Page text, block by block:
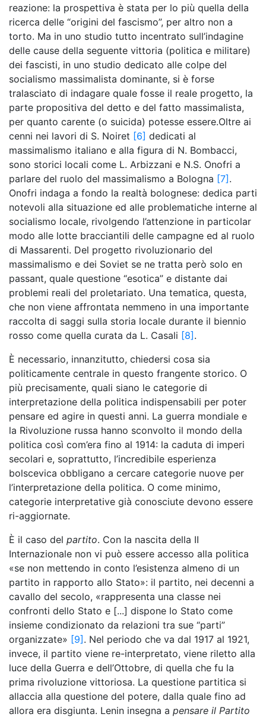
reazione: la prospettiva è stata per lo più quella della
ricerca delle “origini del fascismo”, per altro non a
torto. Ma in uno studio tutto incentrato sull’indagine
delle cause della seguente vittoria (politica e militare)
dei fascisti, in uno studio dedicato alle colpe del
socialismo massimalista dominante, si è forse
tralasciato di indagare quale fosse il reale progetto, la
parte propositiva del detto e del fatto massimalista,
per quanto carente (o suicida) potesse essere.Oltre ai
cenni nei lavori di S. Noiret [6] dedicati al
massimalismo italiano e alla figura di N. Bombacci,
sono storici locali come L. Arbizzani e N.S. Onofri a
parlare del ruolo del massimalismo a Bologna [7].
Onofri indaga a fondo la realtà bolognese: dedica parti
notevoli alla situazione ed alle problematiche interne al
socialismo locale, rivolgendo l’attenzione in particolar
modo alle lotte bracciantili delle campagne ed al ruolo
di Massarenti. Del progetto rivoluzionario del
massimalismo e dei Soviet se ne tratta però solo en
passant, quale questione “esotica” e distante dai
problemi reali del proletariato. Una tematica, questa,
che non viene affrontata nemmeno in una importante
raccolta di saggi sulla storia locale durante il biennio
rosso come quella curata da L. Casali [8].
È necessario, innanzitutto, chiedersi cosa sia
politicamente centrale in questo frangente storico. O
più precisamente, quali siano le categorie di
interpretazione della politica indispensabili per poter
pensare ed agire in questi anni. La guerra mondiale e
la Rivoluzione russa hanno sconvolto il mondo della
politica così com’era fino al 1914: la caduta di imperi
secolari e, soprattutto, l’incredibile esperienza
bolscevica obbligano a cercare categorie nuove per
l’interpretazione della politica. O come minimo,
categorie interpretative già conosciute devono essere
ri-aggiornate.
È il caso del partito. Con la nascita della II
Internazionale non vi può essere accesso alla politica
«se non mettendo in conto l’esistenza almeno di un
partito in rapporto allo Stato»: il partito, nei decenni a
cavallo del secolo, «rappresenta una classe nei
confronti dello Stato e [...] dispone lo Stato come
insieme condizionato da relazioni tra sue “parti”
organizzate» [9]. Nel periodo che va dal 1917 al 1921,
invece, il partito viene re-interpretato, viene riletto alla
luce della Guerra e dell’Ottobre, di quella che fu la
prima rivoluzione vittoriosa. La questione partitica si
allaccia alla questione del potere, dalla quale fino ad
allora era disgiunta. Lenin insegna a pensare il Partito